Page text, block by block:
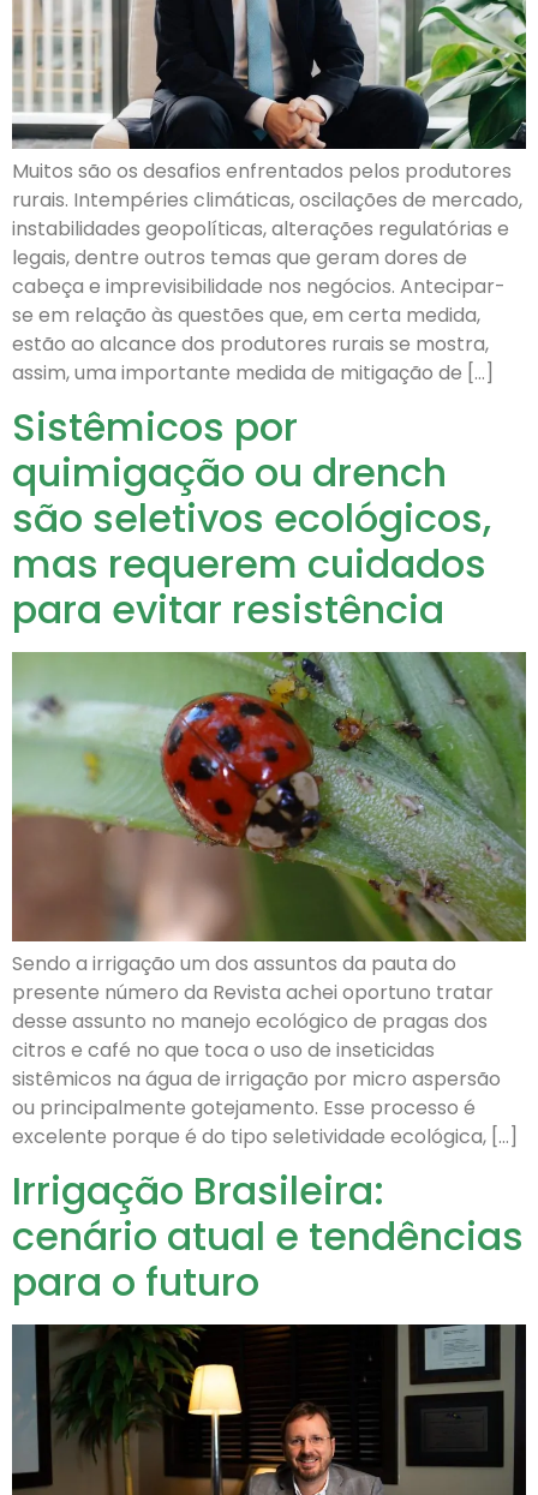
Muitos são os desafios enfrentados pelos produtores
rurais. Intempéries climáticas, oscilações de mercado,
instabilidades geopolíticas, alterações regulatórias e
legais, dentre outros temas que geram dores de
cabeça e imprevisibilidade nos negócios. Antecipar-
se em relação às questões que, em certa medida,
estão ao alcance dos produtores rurais se mostra,
assim, uma importante medida de mitigação de […]
Sistêmicos por
quimigação ou drench
são seletivos ecológicos,
mas requerem cuidados
para evitar resistência
Sendo a irrigação um dos assuntos da pauta do
presente número da Revista achei oportuno tratar
desse assunto no manejo ecológico de pragas dos
citros e café no que toca o uso de inseticidas
sistêmicos na água de irrigação por micro aspersão
ou principalmente gotejamento. Esse processo é
excelente porque é do tipo seletividade ecológica, […]
Irrigação Brasileira:
cenário atual e tendências
para o futuro